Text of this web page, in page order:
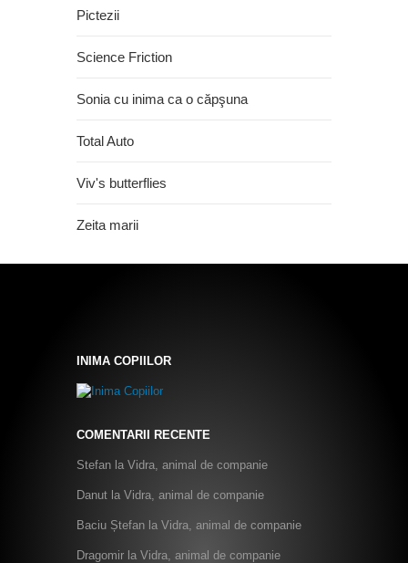
Pictezii
Science Friction
Sonia cu inima ca o căpşuna
Total Auto
Viv's butterflies
Zeita marii
INIMA COPIILOR
COMENTARII RECENTE
Stefan la Vidra, animal de companie
Danut la Vidra, animal de companie
Baciu Ștefan la Vidra, animal de companie
Dragomir la Vidra, animal de companie